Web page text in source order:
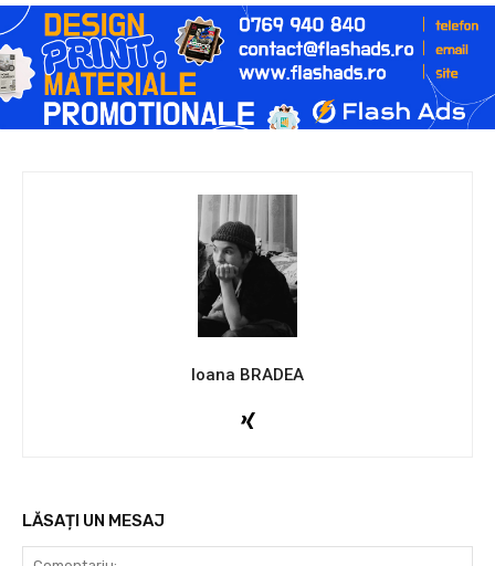
Ioana BRADEA
LĂSAȚI UN MESAJ